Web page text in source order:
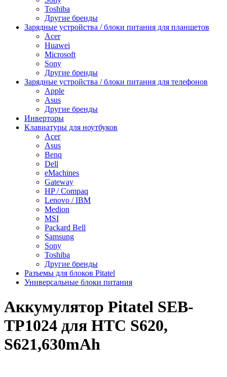
Toshiba
Другие бренды
Зарядные устройства / блоки питания для планшетов
Acer
Huawei
Microsoft
Sony
Другие бренды
Зарядные устройства / блоки питания для телефонов
Apple
Asus
Другие бренды
Инверторы
Клавиатуры для ноутбуков
Acer
Asus
Benq
Dell
eMachines
Gateway
HP / Compaq
Lenovo / IBM
Medion
MSI
Packard Bell
Samsung
Sony
Toshiba
Другие бренды
Разъемы для блоков Pitatel
Универсальные блоки питания
Аккумулятор Pitatel SEB-
TP1024 для HTC S620,
S621,630mAh